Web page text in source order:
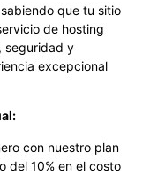
que tu sitio
de hosting
seguridad y
excepcional
con nuestro plan
del 10% en el costo